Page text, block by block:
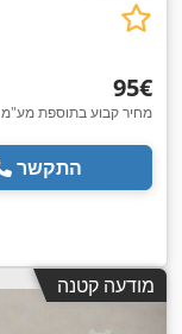
‏95 ‏€
מחיר קבוע בתוספת מע"מ
התקשר
מודעה קטנה